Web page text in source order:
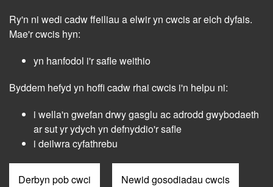
main
Ry'n ni wedi cadw ffeiliau a elwir yn cwcis ar eich dyfais.
Mae'r cwcis hyn:
yn hanfodol i'r safle weithio
Byddem hefyd yn hoffi cadw rhai cwcis i'n helpu ni:
i wella'n gwefan drwy gasglu ac adrodd gwybodaeth
ar sut yr ydych yn defnyddio'r safle
i deilwra cyfathrebu
Derbyn pob cwci Newid gosodiadau cwcis